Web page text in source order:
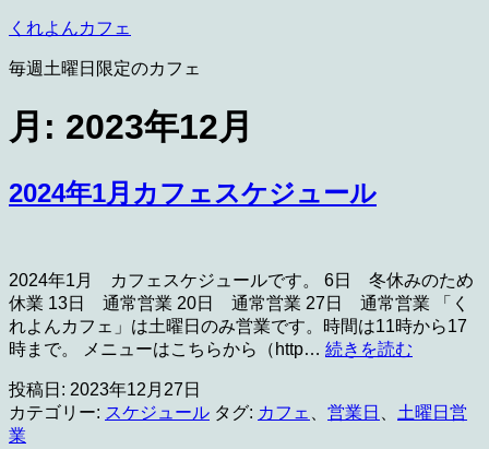
コ
テ
ツ
へ
キ
ッ
くれよんカフェ
毎週土曜日限定のカフェ
月: 2023年12月
2024年1月カフェスケジュール
2024年1月 カフェスケジュールです。 6日 冬休みのため
休業 13日 通常営業 20日 通常営業 27日 通常営業 「く
れよんカフェ」は土曜日のみ営業です。時間は11時から17
時まで。 メニューはこちらから（http… 続きを読む
月
投稿日: 2023年12月27日
カテゴリー: スケジュール タグ: カフェ 営業日
土曜日営
業